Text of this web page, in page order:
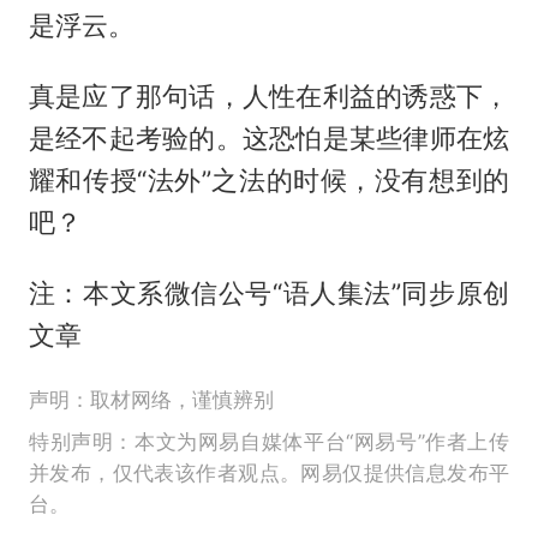
是浮云。
真是应了那句话，人性在利益的诱惑下，
是经不起考验的。这恐怕是某些律师在炫
耀和传授“法外”之法的时候，没有想到的
吧？
注：本文系微信公号“语人集法”同步原创
文章
声明：取材网络，谨慎辨别
特别声明：本文为网易自媒体平台“网易号”作者上传
并发布，仅代表该作者观点。网易仅提供信息发布平
台。